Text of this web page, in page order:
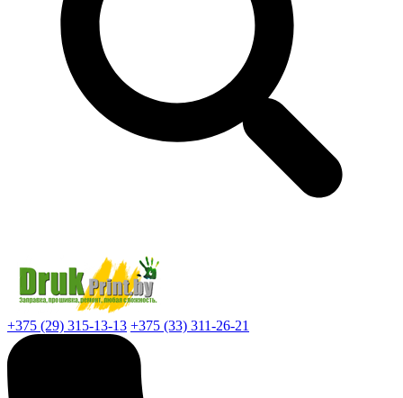
+375 (29) 315-13-13 +375 (33) 311-26-21